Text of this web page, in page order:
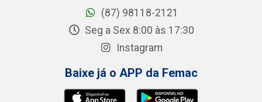
(87) 98118-2121
Seg a Sex 8:00 às 17:30
Instagram
Baixe já o APP da Femac